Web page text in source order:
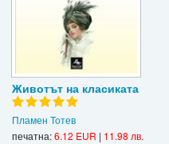
Контакти
Вход
Регистрация
Животът на класиката
Пламен Тотев
печатна:6.12 EUR | 11.98 лв.